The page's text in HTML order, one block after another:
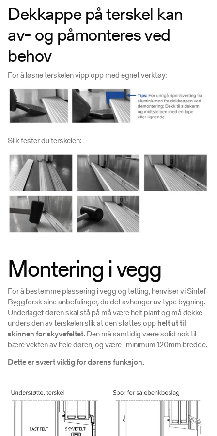
Dekkappe på terskel kan
av- og påmonteres ved
behov
For å løsne terskelen vipp opp med egnet verktøy:
Slik fester du terskelen:
Montering i vegg
For å bestemme plassering i vegg og tetting, henviser vi Sintef
Byggforsk sine anbefalinger, da det avhenger av type bygning.
Underlaget døren skal stå på må være helt plant og må dekke
undersiden av terskelen slik at den støttes opphelt ut til
skinnen for skyvefeltet. Den må samtidig være solid nok til
bære vekten av hele døren, og være i minimum 120mm bredde.
Dette er svært viktig for dørens funksjon.